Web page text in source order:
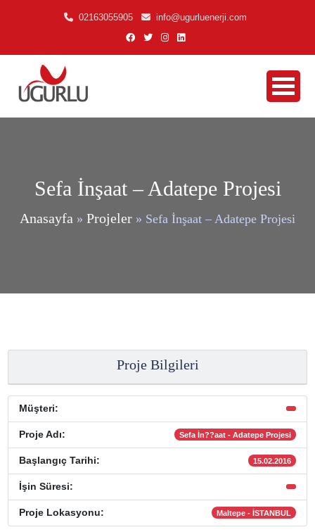
02163055905 info@ugurluenerji.com
Sefa İnşaat – Adatepe Projesi
Anasayfa » Projeler » Sefa İnşaat – Adatepe Projesi
Proje Bilgileri
Müşteri:
Proje Adı: Sefa İn??aat - Adatepe Projesi
Başlangıç Tarihi: 15.02.2016
İşin Süresi:
Proje Lokasyonu: Maltepe - İSTANBUL